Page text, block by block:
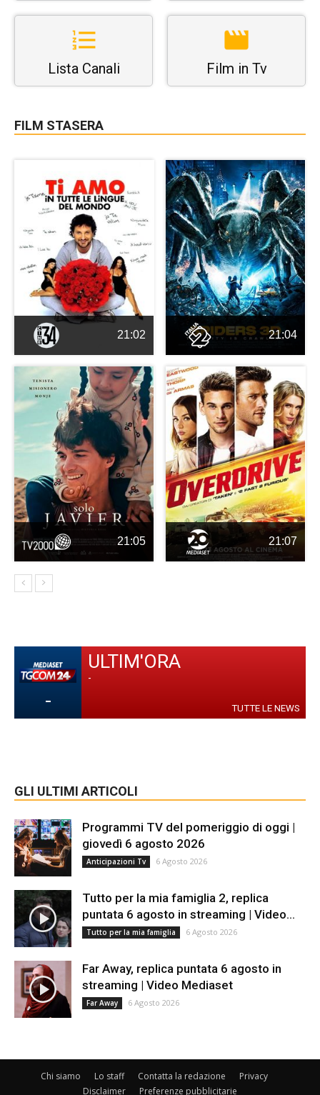
Lista Canali Film in Tv
FILM STASERA
21:02 21:04
21:05 21:07
-
ULTIM'ORA
-
TUTTE LE NEWS
GLI ULTIMI ARTICOLI
Programmi TV del pomeriggio di oggi |
giovedì 6 agosto 2026
Anticipazioni Tv 6 Agosto 2026
Tutto per la mia famiglia 2, replica
puntata 6 agosto in streaming | Video...
Tutto per la mia famiglia 6 Agosto 2026
Far Away, replica puntata 6 agosto in
streaming | Video Mediaset
Far Away 6 Agosto 2026
Chi siamo Lo staff Contatta la redazione
Privacy
Disclaimer
Preferenze pubblicitarie